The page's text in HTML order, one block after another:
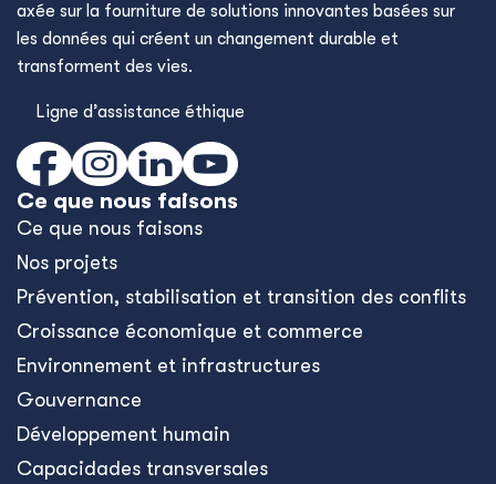
axée sur la fourniture de solutions innovantes basées sur
les données qui créent un changement durable et
transforment des vies.
Ligne d’assistance éthique
Ce que nous faisons
Ce que nous faisons
Nos projets
Prévention, stabilisation et transition des conflits
Croissance économique et commerce
Environnement et infrastructures
Gouvernance
Développement humain
Capacidades transversales